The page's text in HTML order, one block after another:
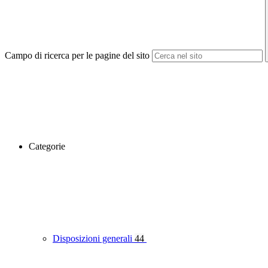
Campo di ricerca per le pagine del sito
Categorie
Disposizioni generali 44